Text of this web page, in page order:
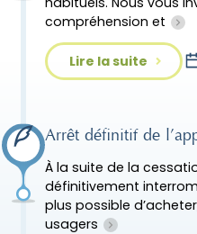
compréhension et
Lire la suite
Arrêt définitif de
À la suite de la
définitivement
plus possible
usagers